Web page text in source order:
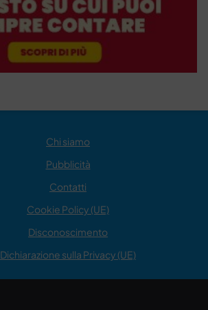
Chi siamo
Pubblicità
Contatti
Cookie Policy (UE)
Disconoscimento
Dichiarazione sulla Privacy (UE)